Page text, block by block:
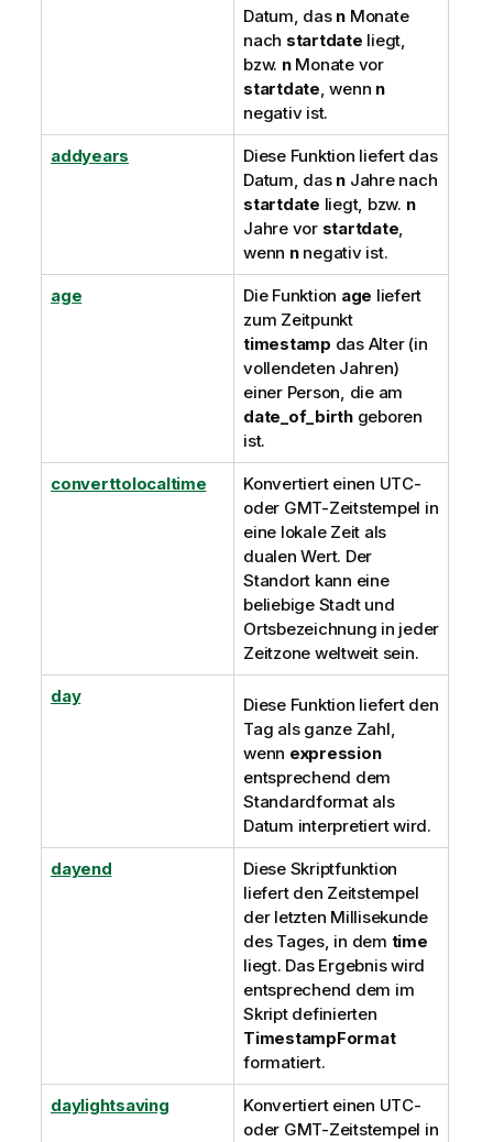
Datum, das n Monate
nach startdate liegt,
bzw. nMonate vor
startdate, wenn n
negativ ist.
addyears
Diese Funktion liefert das
Datum, das n Jahre nach
startdate liegt, bzw. n
Jahre vor startdate,
wenn nnegativ ist.
age Die Funktion age liefert
zum Zeitpunkt
timestamp das Alter (in
vollendeten Jahren)
einer Person, die am
date_of_birthgeboren
ist.
converttolocaltime Konvertiert einen UTC-
oder GMT-Zeitstempel in
eine lokale Zeit als
dualen Wert. Der
Standort kann eine
beliebige Stadt und
Ortsbezeichnung in jeder
Zeitzone weltweit sein.
day
Diese Funktion liefert den
Tag als ganze Zahl,
wenn expression
entsprechend dem
Standardformat als
Datum interpretiert wird.
dayend
Diese Skriptfunktion
liefert den Zeitstempel
der letzten Millisekunde
des Tages, in dem time
liegt. Das Ergebnis wird
entsprechend dem im
Skript definierten
TimestampFormat
formatiert.
daylightsaving Konvertiert einen UTC-
oder GMT-Zeitstempel in